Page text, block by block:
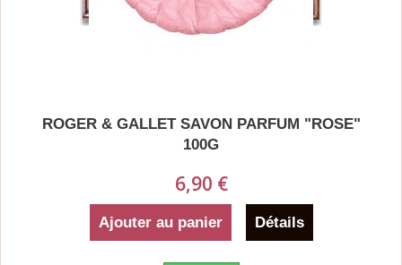
ROGER & GALLET SAVON PARFUM "ROSE"
100G
6,90 €
Ajouter au panier Détails